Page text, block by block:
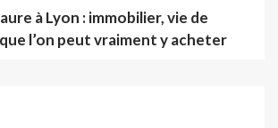
à Lyon : immobilier, vie de
l’on peut vraiment y acheter